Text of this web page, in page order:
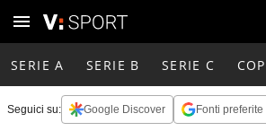
SERIE A SERIE B SERIE C
Seguici su: Google Discover Fonti preferite